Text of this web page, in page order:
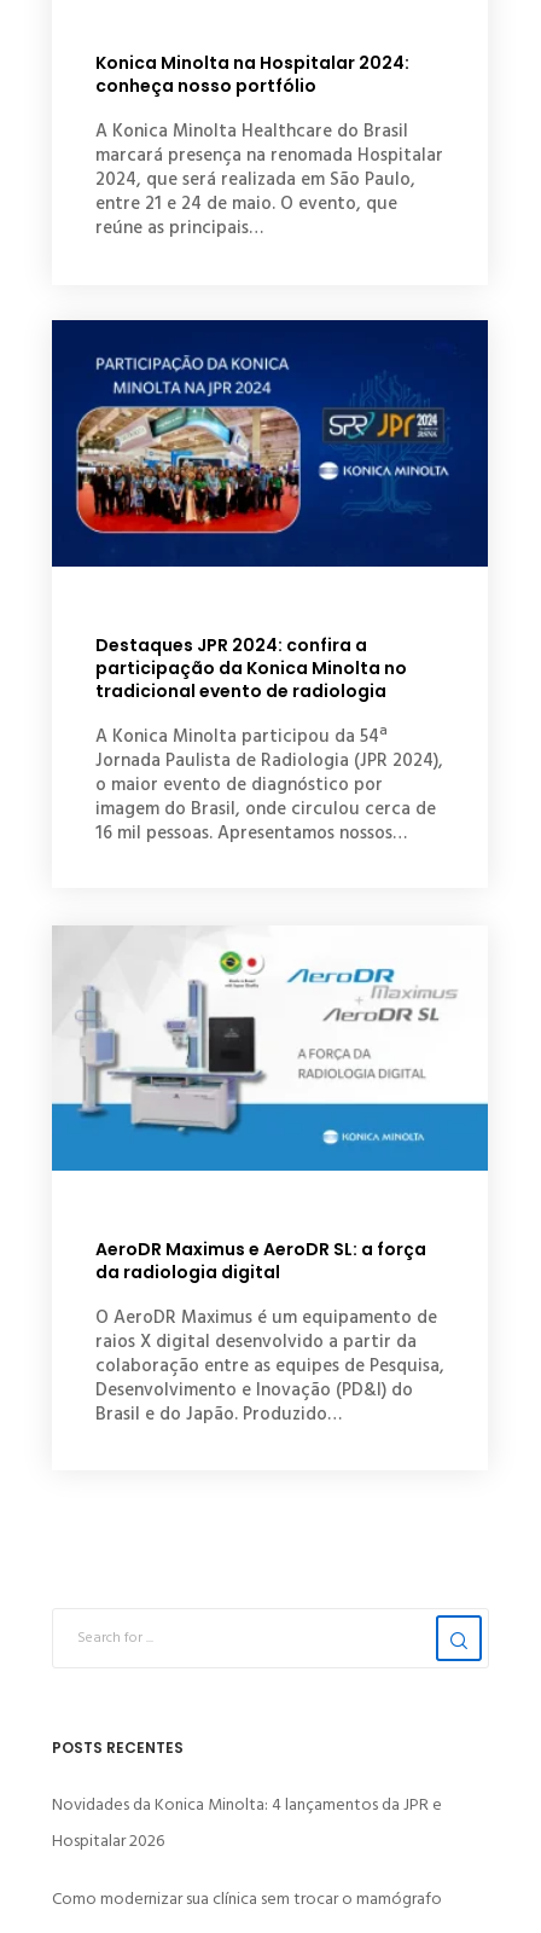
Konica Minolta na Hospitalar 2024:
conheça nosso portfólio
A Konica Minolta Healthcare do Brasil
marcará presença na renomada Hospitalar
2024, que será realizada em São Paulo,
entre 21 e 24 de maio. O evento, que
reúne as principais…
Destaques JPR 2024: confira a
participação da Konica Minolta no
tradicional evento de radiologia
A Konica Minolta participou da 54ª
Jornada Paulista de Radiologia (JPR 2024),
o maior evento de diagnóstico por
imagem do Brasil, onde circulou cerca de
16 mil pessoas. Apresentamos nossos…
AeroDR Maximus e AeroDR SL: a força
da radiologia digital
O AeroDR Maximus é um equipamento de
raios X digital desenvolvido a partir da
colaboração entre as equipes de Pesquisa,
Desenvolvimento e Inovação (PD&I) do
Brasil e do Japão. Produzido…
POSTS RECENTES
Novidades da Konica Minolta: 4 lançamentos da JPR e
Hospitalar 2026
Como modernizar sua clínica sem trocar o mamógrafo